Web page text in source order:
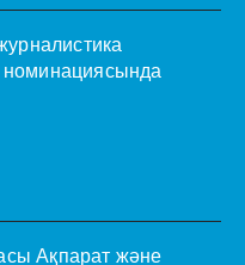
номинациясында
Ақпарат және